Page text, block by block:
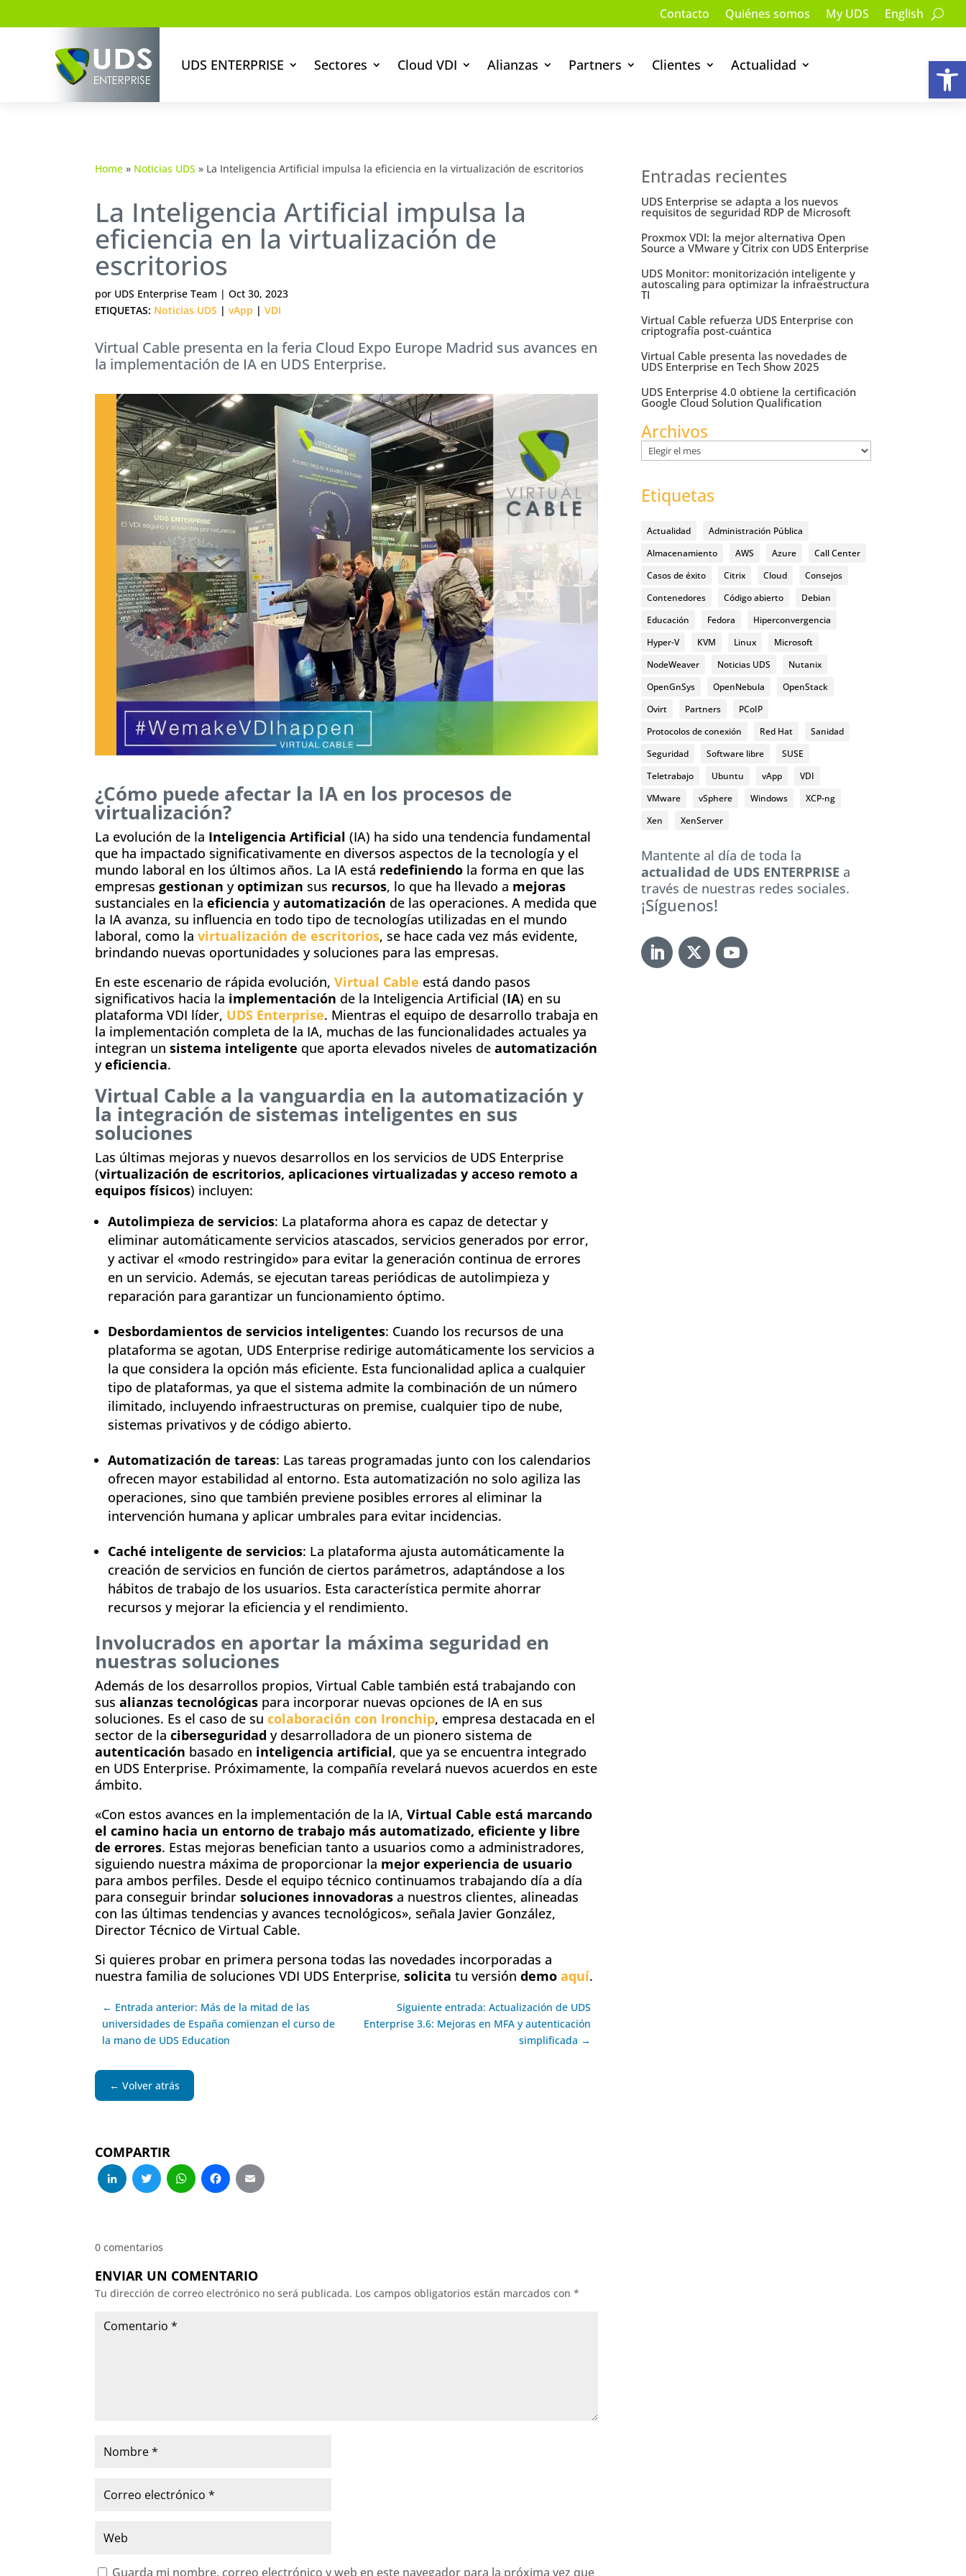
Contacto Quiénes somos My UDS English
UDS ENTERPRISE Sectores Cloud VDI Alianzas Partners Clientes Actualidad
Home » Noticias UDS » La Inteligencia Artificial impulsa la eficiencia en la virtualización de escritorios
La Inteligencia Artificial impulsa la
eficiencia en la virtualización de
escritorios
por UDS Enterprise Team | Oct 30, 2023
ETIQUETAS: Noticias UDS | vApp | VDI
Virtual Cable presenta en la feria Cloud Expo Europe Madrid sus avances en
la implementación de IA en UDS Enterprise.
¿Cómo puede afectar la IA en los procesos de
virtualización?
La evolución de la Inteligencia Artificial (IA) ha sido una tendencia fundamental
que ha impactado significativamente en diversos aspectos de la tecnología y el
mundo laboral en los últimos años. La IA está redefiniendo la forma en que las
empresas gestionan yoptimizan sus recursos, lo que ha llevado a mejoras
sustanciales en la eficiencia yautomatización de las operaciones. A medida que
la IA avanza, su influencia en todo tipo de tecnologías utilizadas en el mundo
laboral, como la virtualización de escritorios, se hace cada vez más evidente,
brindando nuevas oportunidades y soluciones para las empresas.
En este escenario de rápida evolución, Virtual Cable está dando pasos
significativos hacia la implementación de la Inteligencia Artificial (IA) en su
plataforma VDI líder, UDS Enterprise. Mientras el equipo de desarrollo trabaja en
la implementación completa de la IA, muchas de las funcionalidades actuales ya
integran un sistema inteligente que aporta elevados niveles de automatización
yeficiencia.
Virtual Cable a la vanguardia en la automatización y
la integración de sistemas inteligentes en sus
soluciones
Las últimas mejoras y nuevos desarrollos en los servicios de UDS Enterprise
(virtualización de escritorios, aplicaciones virtualizadas y acceso remoto a
equipos físicos) incluyen:
Autolimpieza de servicios: La plataforma ahora es capaz de detectar y
eliminar automáticamente servicios atascados, servicios generados por error,
y activar el «modo restringido» para evitar la generación continua de errores
en un servicio. Además, se ejecutan tareas periódicas de autolimpieza y
reparación para garantizar un funcionamiento óptimo.
Desbordamientos de servicios inteligentes: Cuando los recursos de una
plataforma se agotan, UDS Enterprise redirige automáticamente los servicios a
la que considera la opción más eficiente. Esta funcionalidad aplica a cualquier
tipo de plataformas, ya que el sistema admite la combinación de un número
ilimitado, incluyendo infraestructuras on premise, cualquier tipo de nube,
sistemas privativos y de código abierto.
Automatización de tareas: Las tareas programadas junto con los calendarios
ofrecen mayor estabilidad al entorno. Esta automatización no solo agiliza las
operaciones, sino que también previene posibles errores al eliminar la
intervención humana y aplicar umbrales para evitar incidencias.
Caché inteligente de servicios: La plataforma ajusta automáticamente la
creación de servicios en función de ciertos parámetros, adaptándose a los
hábitos de trabajo de los usuarios. Esta característica permite ahorrar
recursos y mejorar la eficiencia y el rendimiento.
Involucrados en aportar la máxima seguridad en
nuestras soluciones
Además de los desarrollos propios, Virtual Cable también está trabajando con
sus alianzas tecnológicas para incorporar nuevas opciones de IA en sus
soluciones. Es el caso de su colaboración con Ironchip, empresa destacada en el
sector de la ciberseguridad y desarrolladora de un pionero sistema de
autenticación basado en inteligencia artificial, que ya se encuentra integrado
en UDS Enterprise. Próximamente, la compañía revelará nuevos acuerdos en este
ámbito.
«Con estos avances en la implementación de la IA, Virtual Cable está marcando
el camino hacia un entorno de trabajo más automatizado, eficiente y libre
de errores. Estas mejoras benefician tanto a usuarios como a administradores,
siguiendo nuestra máxima de proporcionar la mejor experiencia de usuario
para ambos perfiles. Desde el equipo técnico continuamos trabajando día a día
para conseguir brindar soluciones innovadoras a nuestros clientes, alineadas
con las últimas tendencias y avances tecnológicos», señala Javier González,
Director Técnico de Virtual Cable.
Si quieres probar en primera persona todas las novedades incorporadas a
nuestra familia de soluciones VDI UDS Enterprise, solicita tu versión demo aquí.
← Entrada anterior: Más de la mitad de las
universidades de España comienzan el curso de
la mano de UDS Education
Siguiente entrada: Actualización de UDS
Enterprise 3.6: Mejoras en MFA y autenticación
simplificada →
← Volver atrás
COMPARTIR
LinkedIn
Twitter
WhatsApp
Facebook
0 comentarios
ENVIAR UN COMENTARIO
Tu dirección de correo electrónico no será publicada. Los campos obligatorios están marcados con *
Guarda mi nombre, correo electrónico y web en este navegador para la próxima vez que
Entradas recientes
UDS Enterprise se adapta a los nuevos
requisitos de seguridad RDP de Microsoft
Proxmox VDI: la mejor alternativa Open
Source a VMware y Citrix con UDS Enterprise
UDS Monitor: monitorización inteligente y
autoscaling para optimizar la infraestructura
TI
Virtual Cable refuerza UDS Enterprise con
criptografía post-cuántica
Virtual Cable presenta las novedades de
UDS Enterprise en Tech Show 2025
UDS Enterprise 4.0 obtiene la certificación
Google Cloud Solution Qualification
Archivos
Archivos
Etiquetas
Actualidad
Administración Pública
Almacenamiento
AWS Azure
Call Center
Casos de éxito
Citrix Cloud
Consejos
Contenedores
Código abierto
Debian
Educación
Fedora
Hiperconvergencia
Hyper-V
KVM Linux
Microsoft
NodeWeaver
Noticias UDS
Nutanix
OpenGnSys
OpenNebula
OpenStack
Ovirt
Partners
PCoIP
Protocolos de conexión
Red Hat
Sanidad
Seguridad
Software libre
SUSE
Teletrabajo
Ubuntu vApp
VDI
VMware
vSphere Windows
XCP-ng
Xen
XenServer
Mantente al día de toda la
actualidad de UDS ENTERPRISE a
través de nuestras redes sociales.
¡Síguenos!